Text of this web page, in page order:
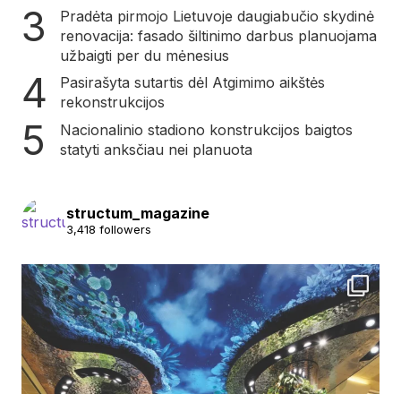
Pradėta pirmojo Lietuvoje daugiabučio skydinė
renovacija: fasado šiltinimo darbus planuojama
užbaigti per du mėnesius
Pasirašyta sutartis dėl Atgimimo aikštės
rekonstrukcijos
Nacionalinio stadiono konstrukcijos baigtos
statyti anksčiau nei planuota
structum_magazine
3,418 followers